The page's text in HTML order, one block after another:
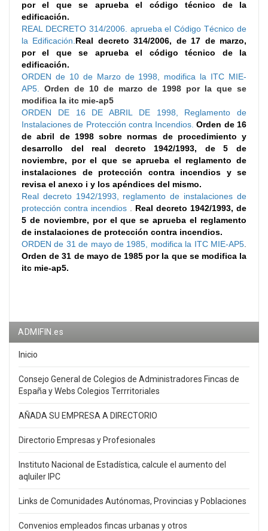
por el que se aprueba el código técnico de la
edificación.
REAL DECRETO 314/2006. aprueba el Código Técnico de
la Edificación. Real decreto 314/2006, de 17 de marzo,
por el que se aprueba el código técnico de la
edificación.
ORDEN de 10 de Marzo de 1998, modifica la ITC MIE-
AP5. Orden de 10 de marzo de 1998 por la que se
modifica la itc mie-ap5
ORDEN DE 16 DE ABRIL DE 1998, Reglamento de
Instalaciones de Protección contra Incendios.Orden de 16
de abril de 1998 sobre normas de procedimiento y
desarrollo del real decreto 1942/1993, de 5 de
noviembre, por el que se aprueba el reglamento de
instalaciones de protección contra incendios y se
revisa el anexo i y los apéndices del mismo.
Real decreto 1942/1993, reglamento de instalaciones de
protección contra incendios
Real decreto 1942/1993, de
5 de noviembre, por el que se aprueba el reglamento
de instalaciones de protección contra incendios.
ORDEN de 31 de mayo de 1985, modifica la ITC MIE-AP5
Orden de 31 de mayo de 1985 por la que se modifica la
itc mie-ap5.
ADMIFIN.es
Inicio
Consejo General de Colegios de Administradores Fincas de
España y Webs Colegios Terrritoriales
AÑADA SU EMPRESA A DIRECTORIO
Directorio Empresas y Profesionales
Instituto Nacional de Estadística, calcule el aumento del
aqluiler IPC
Links de Comunidades Autónomas, Provincias y Poblaciones
Convenios empleados fincas urbanas y otros